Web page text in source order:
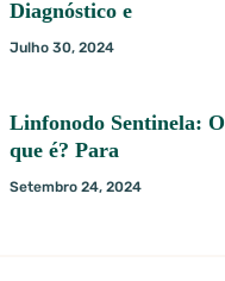
Diagnóstico e
Julho 30, 2024
Linfonodo Sentinela: O
que é? Para
Setembro 24, 2024